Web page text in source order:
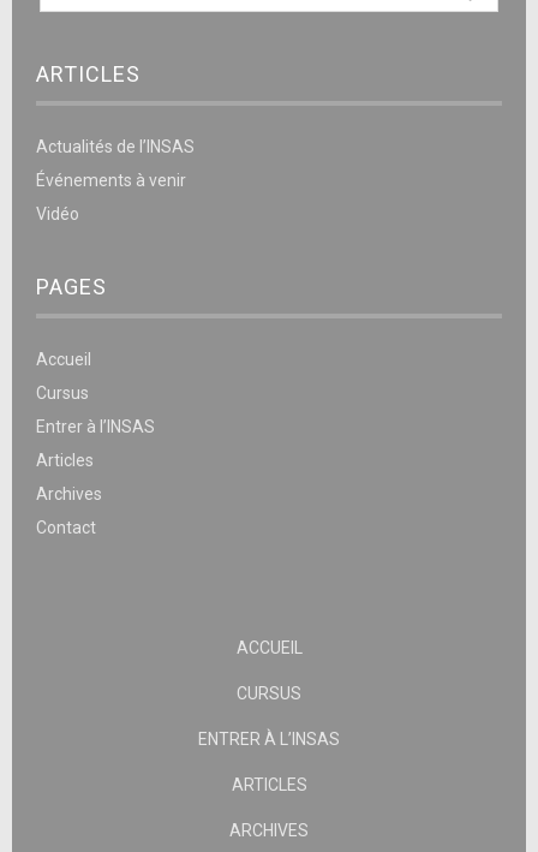
ARTICLES
Actualités de l’INSAS
Événements à venir
Vidéo
PAGES
Accueil
Cursus
Entrer à l’INSAS
Articles
Archives
Contact
ACCUEIL
CURSUS
ENTRER À L’INSAS
ARTICLES
ARCHIVES